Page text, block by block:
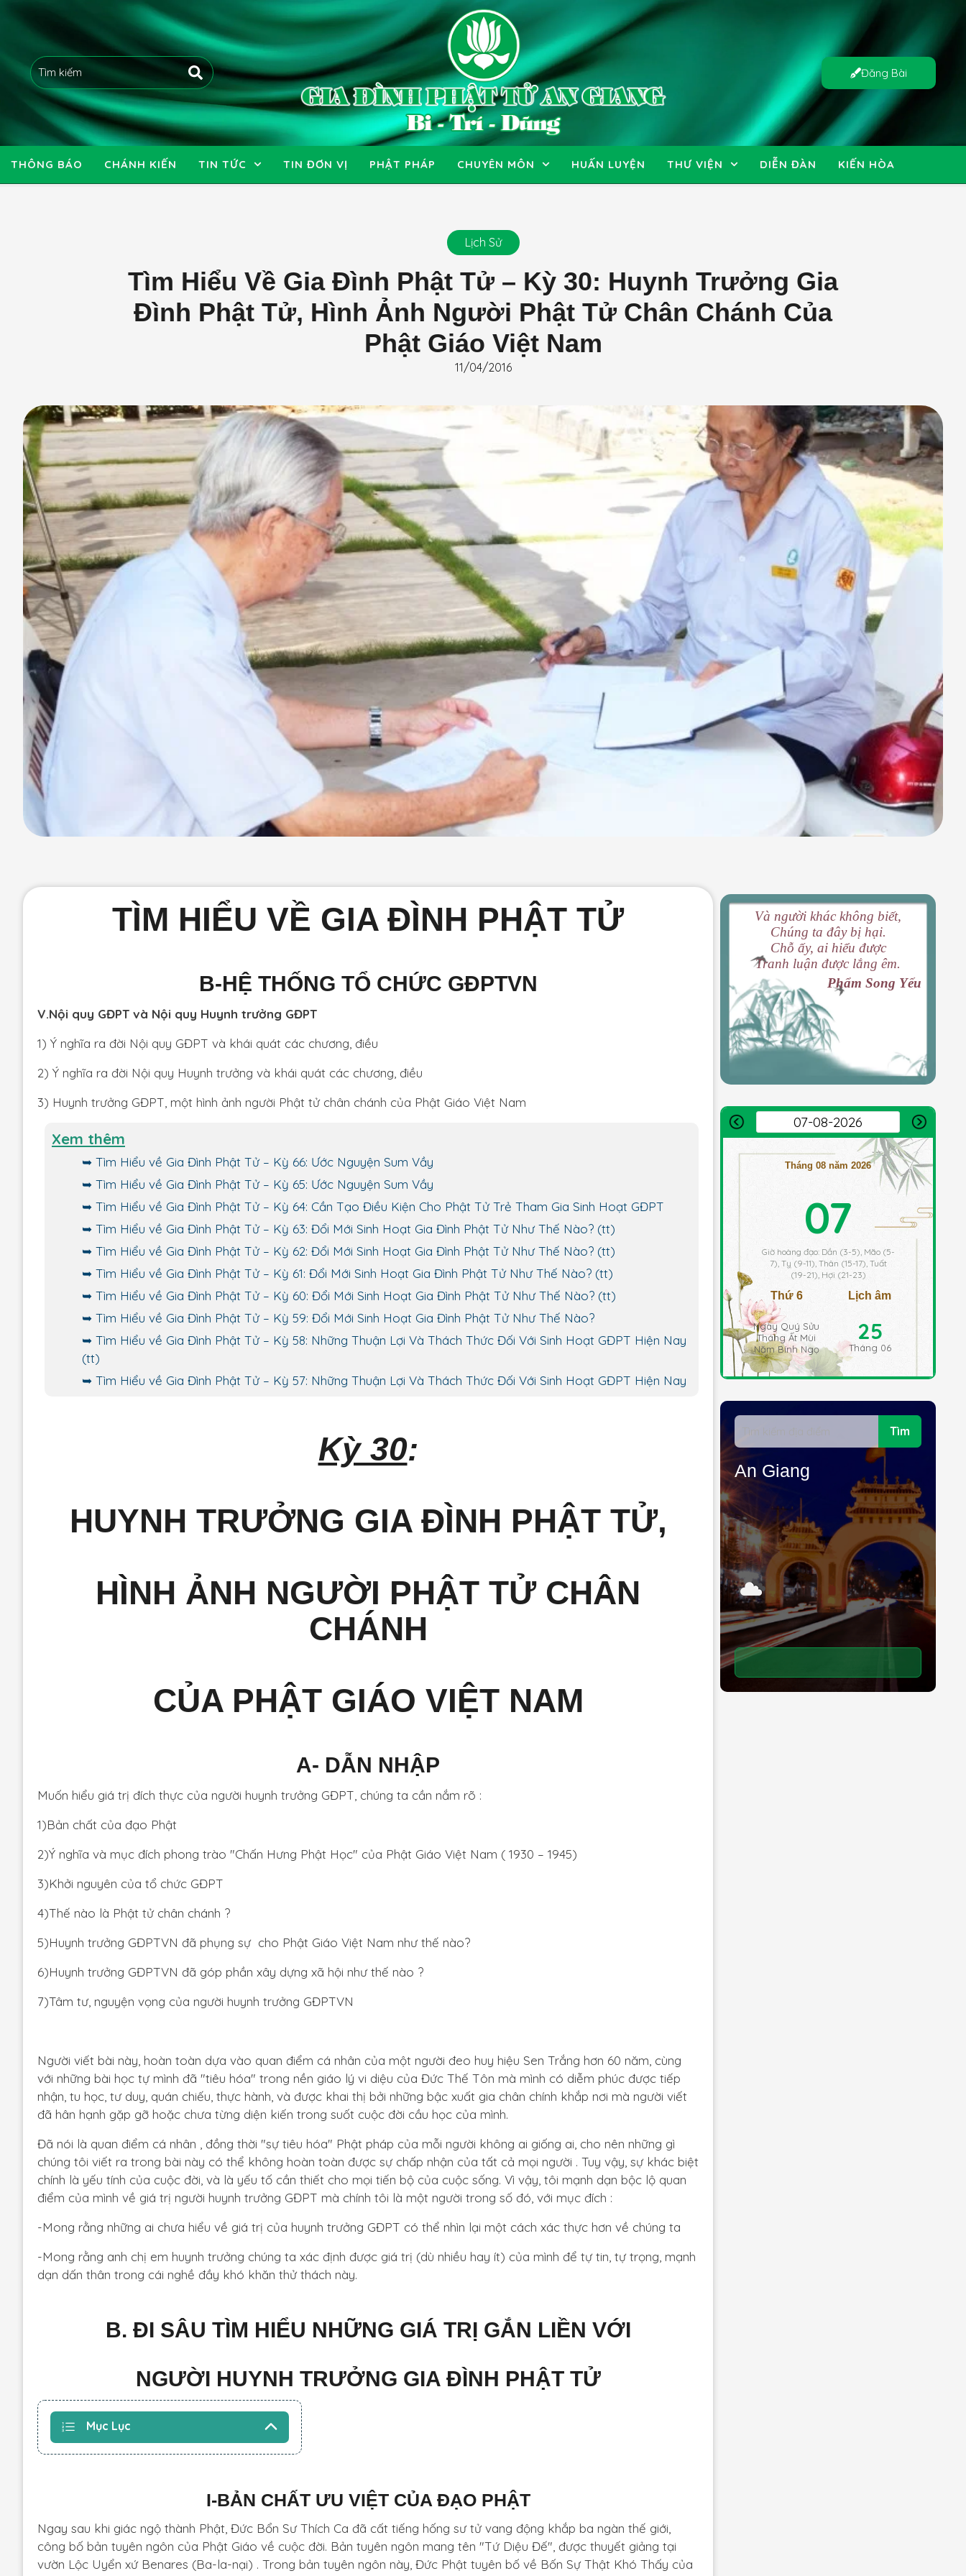
Đăng Bài
THÔNG BÁO CHÁNH KIẾN TIN TỨC TIN ĐƠN VỊ PHẬT PHÁP CHUYÊN MÔN HUẤN LUYỆN THƯ VIỆN DIỄN ĐÀN KIẾN HÒA
Lịch Sử
Tìm Hiểu Về Gia Đình Phật Tử – Kỳ 30: Huynh Trưởng Gia
Đình Phật Tử, Hình Ảnh Người Phật Tử Chân Chánh Của
Phật Giáo Việt Nam
11/04/2016
TÌM HIỂU VỀ GIA ĐÌNH PHẬT TỬ
B-HỆ THỐNG TỔ CHỨC GĐPTVN
V.Nội quy GĐPT và Nội quy Huynh trưởng GĐPT
1) Ý nghĩa ra đời Nội quy GĐPT và khái quát các chương, điều
2) Ý nghĩa ra đời Nội quy Huynh trưởng và khái quát các chương, điều
3) Huynh trưởng GĐPT, một hình ảnh người Phật tử chân chánh của Phật Giáo Việt Nam
Xem thêm
Tìm Hiểu về Gia Đình Phật Tử – Kỳ 66: Ước Nguyện Sum Vầy
Tìm Hiểu về Gia Đình Phật Tử – Kỳ 65: Ước Nguyện Sum Vầy
Tìm Hiểu về Gia Đình Phật Tử – Kỳ 64: Cần Tạo Điều Kiện Cho Phật Tử Trẻ Tham Gia Sinh Hoạt GĐPT
Tìm Hiểu về Gia Đình Phật Tử – Kỳ 63: Đổi Mới Sinh Hoạt Gia Đình Phật Tử Như Thế Nào? (tt)
Tìm Hiểu về Gia Đình Phật Tử – Kỳ 62: Đổi Mới Sinh Hoạt Gia Đình Phật Tử Như Thế Nào? (tt)
Tìm Hiểu về Gia Đình Phật Tử – Kỳ 61: Đổi Mới Sinh Hoạt Gia Đình Phật Tử Như Thế Nào? (tt)
Tìm Hiểu về Gia Đình Phật Tử – Kỳ 60: Đổi Mới Sinh Hoạt Gia Đình Phật Tử Như Thế Nào? (tt)
Tìm Hiểu về Gia Đình Phật Tử – Kỳ 59: Đổi Mới Sinh Hoạt Gia Đình Phật Tử Như Thế Nào?
Tìm Hiểu về Gia Đình Phật Tử – Kỳ 58: Những Thuận Lợi Và Thách Thức Đối Với Sinh Hoạt GĐPT Hiện Nay
(tt)
Tìm Hiểu về Gia Đình Phật Tử – Kỳ 57: Những Thuận Lợi Và Thách Thức Đối Với Sinh Hoạt GĐPT Hiện Nay
Kỳ 30:
HUYNH TRƯỞNG GIA ĐÌNH PHẬT TỬ,
HÌNH ẢNH NGƯỜI PHẬT TỬ CHÂN
CHÁNH
CỦA PHẬT GIÁO VIỆT NAM
A- DẪN NHẬP
Muốn hiểu giá trị đích thực của người huynh trưởng GĐPT, chúng ta cần nắm rõ :
1)Bản chất của đạo Phật
2)Ý nghĩa và mục đích phong trào "Chấn Hưng Phật Học" của Phật Giáo Việt Nam ( 1930 – 1945)
3)Khởi nguyên của tổ chức GĐPT
4)Thế nào là Phật tử chân chánh ?
5)Huynh trưởng GĐPTVN đã phụng sự cho Phật Giáo Việt Nam như thế nào?
6)Huynh trưởng GĐPTVN đã góp phần xây dựng xã hội như thế nào ?
7)Tâm tư, nguyện vọng của người huynh trưởng GĐPTVN
Người viết bài này, hoàn toàn dựa vào quan điểm cá nhân của một người đeo huy hiệu Sen Trắng hơn 60 năm, cùng
với những bài học tự mình đã "tiêu hóa" trong nền giáo lý vi diệu của Đức Thế Tôn mà mình có diễm phúc được tiếp
nhận, tu học, tư duy, quán chiếu, thực hành, và được khai thị bởi những bậc xuất gia chân chính khắp nơi mà người viết
đã hân hạnh gặp gỡ hoặc chưa từng diện kiến trong suốt cuộc đời cầu học của mình.
Đã nói là quan điểm cá nhân , đồng thời "sự tiêu hóa" Phật pháp của mỗi người không ai giống ai, cho nên những gì
chúng tôi viết ra trong bài này có thể không hoàn toàn được sự chấp nhận của tất cả mọi người . Tuy vậy, sự khác biệt
chính là yếu tính của cuộc đời, và là yếu tố cần thiết cho mọi tiến bộ của cuộc sống. Vì vậy, tôi mạnh dạn bộc lộ quan
điểm của mình về giá trị người huynh trưởng GĐPT mà chính tôi là một người trong số đó, với mục đích :
-Mong rằng những ai chưa hiểu về giá trị của huynh trưởng GĐPT có thể nhìn lại một cách xác thực hơn về chúng ta
-Mong rằng anh chị em huynh trưởng chúng ta xác định được giá trị (dù nhiều hay ít) của mình để tự tin, tự trọng, mạnh
dạn dấn thân trong cái nghề đầy khó khăn thử thách này.
B. ĐI SÂU TÌM HIỂU NHỮNG GIÁ TRỊ GẮN LIỀN VỚI
NGƯỜI HUYNH TRƯỞNG GIA ĐÌNH PHẬT TỬ
Mục Lục
I-BẢN CHẤT ƯU VIỆT CỦA ĐẠO PHẬT
Ngay sau khi giác ngộ thành Phật, Đức Bổn Sư Thích Ca đã cất tiếng hống sư tử vang động khắp ba ngàn thế giới,
công bố bản tuyên ngôn của Phật Giáo về cuộc đời. Bản tuyên ngôn mang tên "Tứ Diệu Đế", được thuyết giảng tại
vườn Lộc Uyển xứ Benares (Ba-la-nại) . Trong bản tuyên ngôn này, Đức Phật tuyên bố về Bốn Sự Thật Khó Thấy của
Và người khác không biết,
Chúng ta đây bị hại.
Chỗ ấy, ai hiểu được
Tranh luận được lắng êm.
Phẩm Song Yếu
Tháng 08 năm 2026
07
Giờ hoàng đạo: Dần (3-5), Mão (5-
7), Tỵ (9-11), Thân (15-17), Tuất
(19-21), Hợi (21-23)
Thứ 6
Ngày Quý Sửu
Tháng Ất Mùi
Năm Bính Ngọ
Lịch âm
25
Tháng 06
Tìm
An Giang